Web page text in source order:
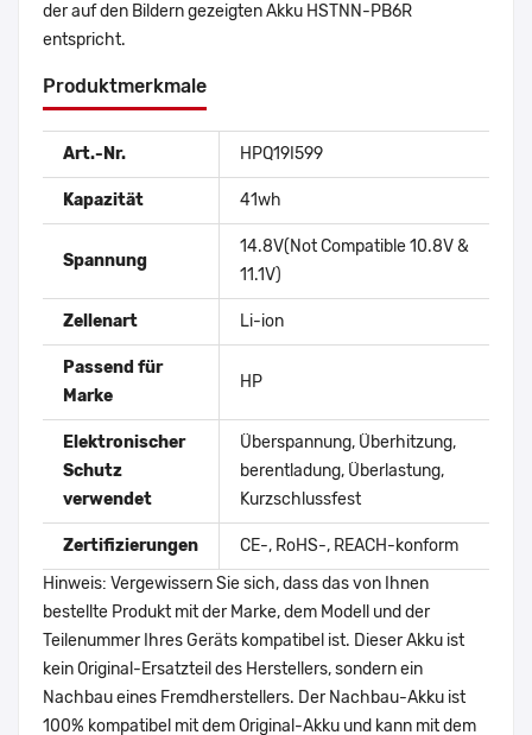
der auf den Bildern gezeigten Akku HSTNN-PB6R
entspricht.
Produktmerkmale
Art.-Nr. HPQ19I599
Kapazität 41wh
Spannung
14.8V(Not Compatible 10.8V &
11.1V)
Zellenart Li-ion
Passend für
Marke
HP
Elektronischer
Schutz
verwendet
Überspannung, Überhitzung,
berentladung, Überlastung,
Kurzschlussfest
Zertifizierungen
CE-, RoHS-, REACH-konform
Hinweis: Vergewissern Sie sich, dass das von Ihnen
bestellte Produkt mit der Marke, dem Modell und der
Teilenummer Ihres Geräts kompatibel ist. Dieser Akku ist
kein Original-Ersatzteil des Herstellers, sondern ein
Nachbau eines Fremdherstellers. Der Nachbau-Akku ist
100% kompatibel mit dem Original-Akku und kann mit dem